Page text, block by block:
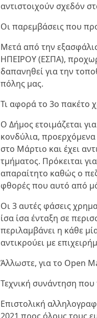
αντιστοιχούν σχεδόν
Οι παρεμβάσεις που
Μετά από την
ΗΠΕΙΡΟΥ (ΕΣΠΑ),
δαπανηθεί για την
πόλης μας.
Τι αφορά το 3ο πακέτο
Ο Δήμος ετοιμάζεται
κονδύλια,
στο Μάρτιο και έχει
τμήματος. Πρόκειται
απαραίτητο καθώς ο
φθορές που αυτό από
Οι 3 αυτές φάσεις
ίσα ίσα ένταξη σε
περιλαμβάνει η κάθε
αντικρούει με
Άλλωστε, για το Open
Τεχνική συνάντηση
Επιστολική